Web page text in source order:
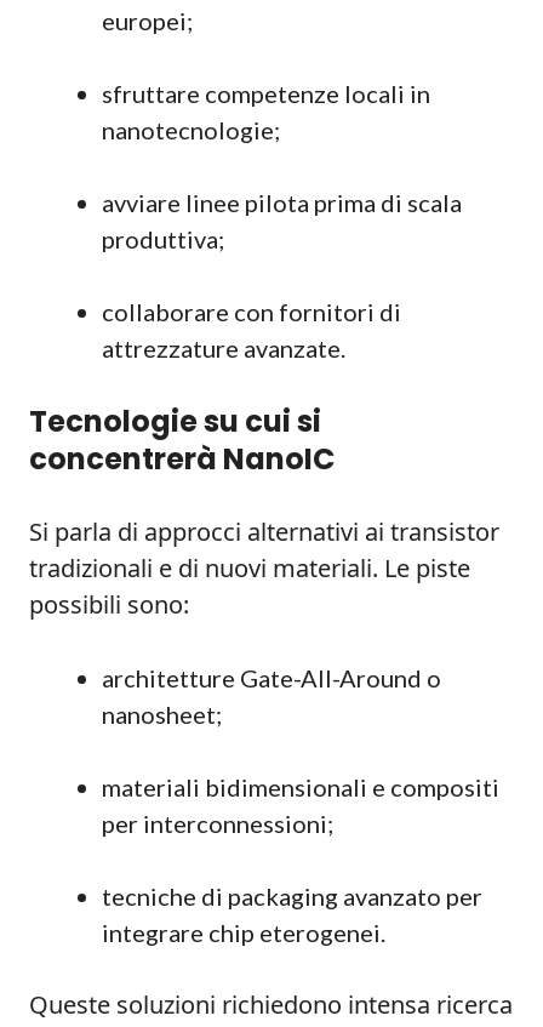
europei;
sfruttare competenze locali in
nanotecnologie;
avviare linee pilota prima di scala
produttiva;
collaborare con fornitori di
attrezzature avanzate.
Tecnologie su cui si
concentrerà NanoIC
Si parla di approcci alternativi ai transistor
tradizionali e di nuovi materiali. Le piste
possibili sono:
architetture Gate-All-Around o
nanosheet;
materiali bidimensionali e compositi
per interconnessioni;
tecniche di packaging avanzato per
integrare chip eterogenei.
Queste soluzioni richiedono intensa ricerca